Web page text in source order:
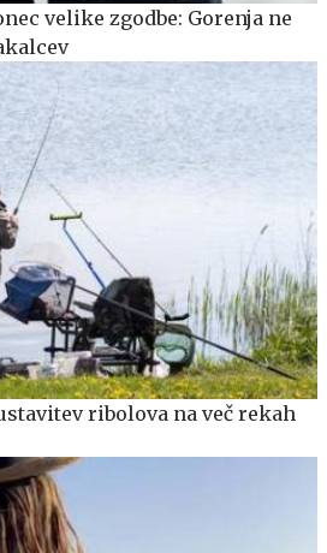
velike zgodbe: Gorenja ne
ribolova na več rekah